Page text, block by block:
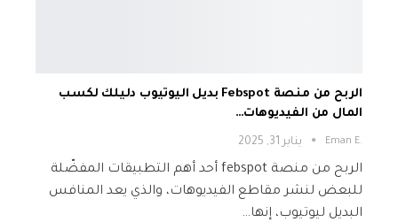
الربح من منصة Febspot بديل اليوتيوب دليلك لكسب
المال من الفيديوهات…
.Eman E يناير 31, 2025
الربح من منصة febspot أحد أهم التطبيقات المفضّلة
للبعض لنشر مقاطع الفيديوهات، والذي يعد المنافس
البديل ليوتيوب، إنها…